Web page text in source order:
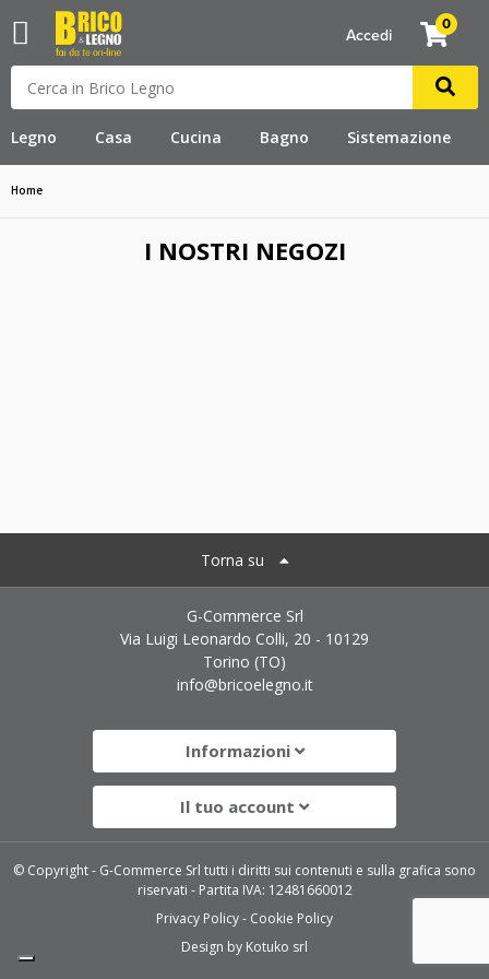
Legno Casa Cucina Bagno Sistemazione
0
Accedi
Home
I NOSTRI NEGOZI
Torna su
G-Commerce Srl
Via Luigi Leonardo Colli, 20 - 10129
Torino (TO)
info@bricoelegno.it
Informazioni
Il tuo account
© Copyright - G-Commerce Srl tutti i diritti sui contenuti e sulla grafica sono
riservati - Partita IVA: 12481660012
Privacy Policy
Cookie Policy
Design by Kotuko srl